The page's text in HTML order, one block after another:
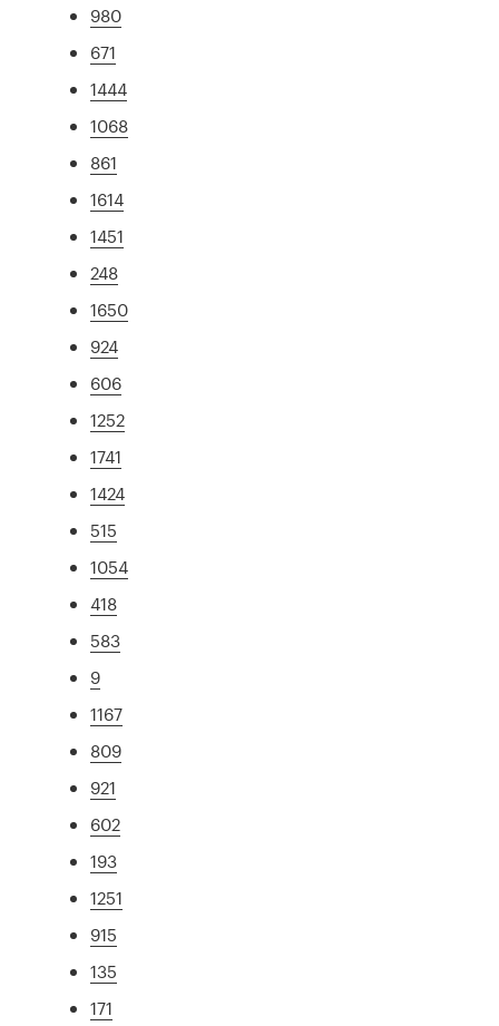
980
671
1444
1068
861
1614
1451
248
1650
924
606
1252
1741
1424
515
1054
418
583
9
1167
809
921
602
193
1251
915
135
171